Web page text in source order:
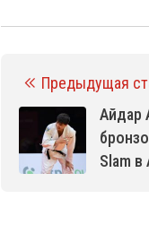
Предыдущая
Айдар
Slam в